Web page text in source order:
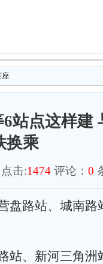
座
站点这样建
换乘
点击:1474评论： 0
路站、城南路
新河三角洲